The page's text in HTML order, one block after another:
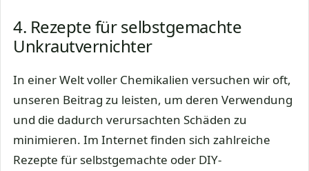
4. Rezepte für selbstgemachte
Unkrautvernichter
In einer Welt voller Chemikalien versuchen wir oft,
unseren Beitrag zu leisten, um deren Verwendung
und die dadurch verursachten Schäden zu
minimieren. Im Internet finden sich zahlreiche
Rezepte für selbstgemachte oder DIY-